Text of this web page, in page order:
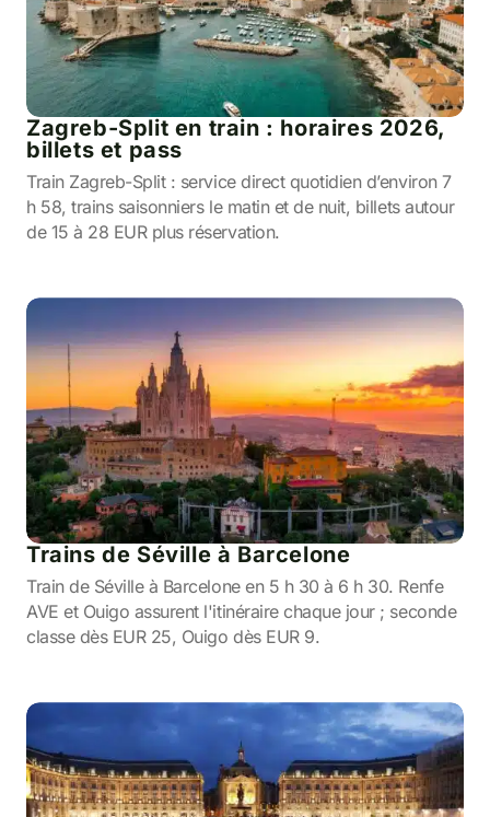
Zagreb-Split en train : horaires 2026,
billets et pass
Train Zagreb-Split : service direct quotidien d’environ 7
h 58, trains saisonniers le matin et de nuit, billets autour
de 15 à 28 EUR plus réservation.
Trains de Séville à Barcelone
Train de Séville à Barcelone en 5 h 30 à 6 h 30. Renfe
AVE et Ouigo assurent l'itinéraire chaque jour ; seconde
classe dès EUR 25, Ouigo dès EUR 9.